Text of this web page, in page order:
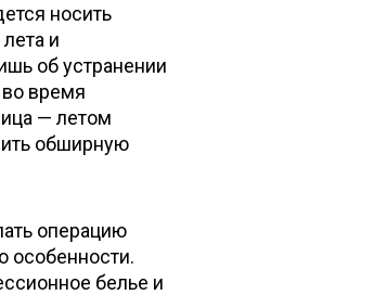
носить
и
об устранении
во время
— летом
обширную
операцию
особенности.
белье и